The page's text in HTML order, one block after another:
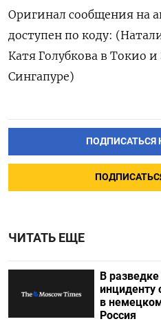
Оригинал сообщения на
доступен по коду:
Катя Голубкова в Токио
Сингапуре)
ПОДПИСАТЬСЯ
ПОДПИСАТЬСЯ
ЧИТАТЬ ЕЩЕ
В
инциденту
в
Россия